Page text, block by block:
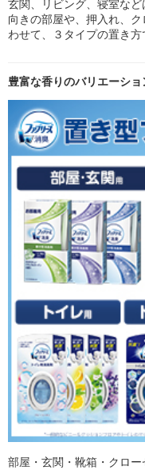
玄関、リビング、寝室な
向きの部屋や、押入れ、
わせて、３タイプの置き方
豊富な香りのバリエーショ
部屋・玄関・靴箱・クロ